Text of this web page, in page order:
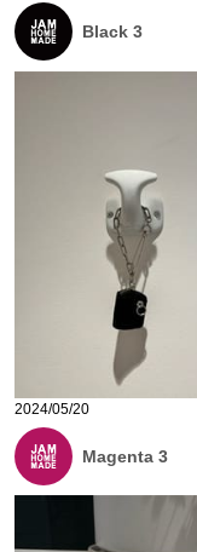
Black 3
2024/05/20
Magenta 3